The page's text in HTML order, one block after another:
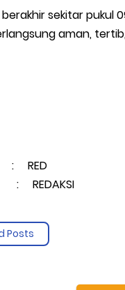
sekitar pukul
aman,
: RED
: REDAKSI
Posts